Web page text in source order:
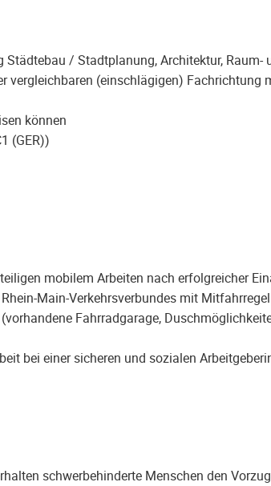
/ Stadtplanung, Architektur, Raum-
(einschlägigen) Fachrichtung
können
(GER))
mobilem Arbeiten nach erfolgreicher
Main-Verkehrsverbundes mit
Fahrradgarage,
bei einer sicheren und sozialen
schwerbehinderte Menschen den